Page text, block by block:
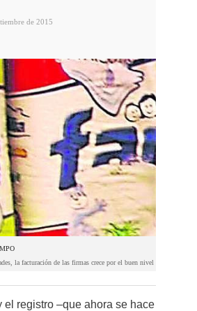
de 2015
la facturación de las firmas crece por el buen nivel del gasto de
el registro –que ahora se hace una